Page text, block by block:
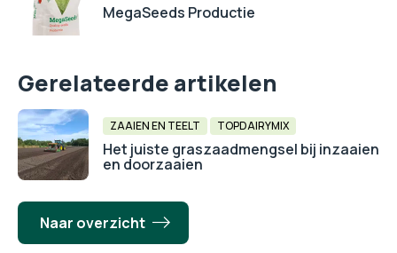
MegaSeeds Productie
Gerelateerde artikelen
ZAAIEN EN TEELT TOPDAIRYMIX
Het juiste graszaadmengsel bij inzaaien
en doorzaaien
Naar overzicht